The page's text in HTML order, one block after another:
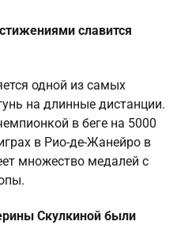
славится
одной из самых
на длинные дистанции.
в беге на 5000
в Рио-де-Жанейро в
множество медалей с
Скулкиной были